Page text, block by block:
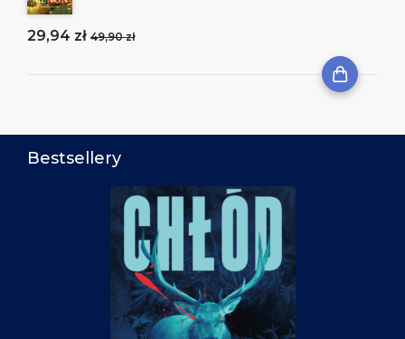
29,94 zł 49,90 zł
Bestsellery